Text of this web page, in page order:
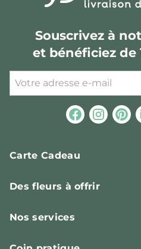
Souscrivez à
et bénéficiez de
Carte Cadeau
Des fleurs à offrir
Nos services